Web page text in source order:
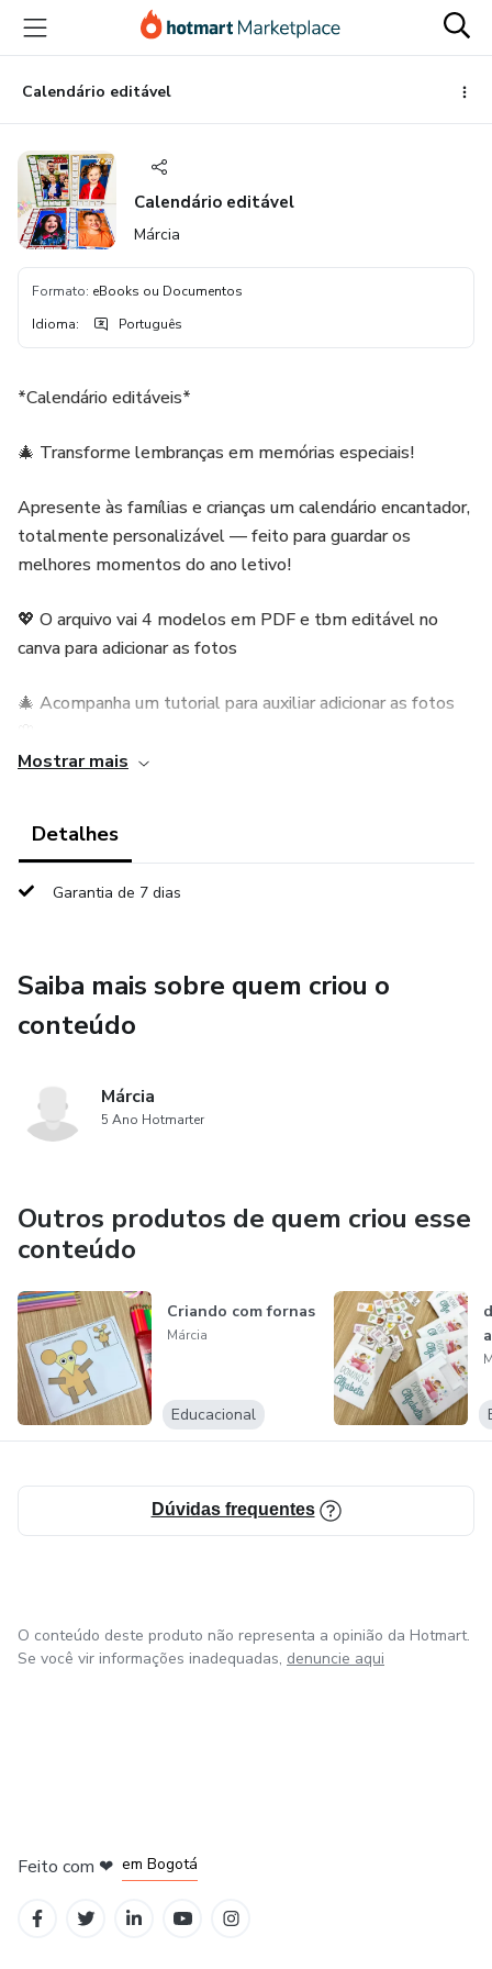
para
conteúdo
principal
para
pagamento
para
rodapé
Calendário editável
Calendário editável
Márcia
Formato: eBooks ou Documentos
Idioma: Português
*Calendário editáveis*
🎄 Transforme lembranças em memórias especiais!
Apresente às famílias e crianças um calendário encantador,
totalmente personalizável — feito para guardar os
melhores momentos do ano letivo!
💖 O arquivo vai 4 modelos em PDF e tbm editável no
canva para adicionar as fotos
🎄 Acompanha um tutorial para auxiliar adicionar as fotos
Mostrar mais
Detalhes
Garantia de 7 dias
Saiba mais sobre quem criou o
conteúdo
Márcia
5 Ano Hotmarter
Outros produtos de quem criou esse
conteúdo
Criando com fornas
Márcia
Educacional
Dúvidas frequentes
O conteúdo deste produto não representa a opinião da Hotmart.
Se você vir informações inadequadas, denuncie aqui
Feito com ❤ em Bogotá